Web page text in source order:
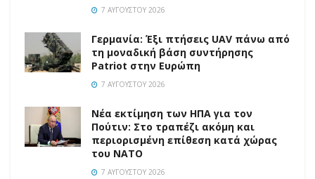
7 ΑΥΓΟΎΣΤΟΥ 2026
Γερμανία: Έξι πτήσεις UAV πάνω από
τη μοναδική βάση συντήρησης
Patriot στην Ευρώπη
7 ΑΥΓΟΎΣΤΟΥ 2026
Νέα εκτίμηση των ΗΠΑ για τον
Πούτιν: Στο τραπέζι ακόμη και
περιορισμένη επίθεση κατά χώρας
του ΝΑΤΟ
7 ΑΥΓΟΎΣΤΟΥ 2026